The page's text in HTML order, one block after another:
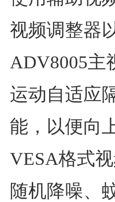
视频调整器
ADV8005主
运动自适应
能，以便向
VESA格式视
随机降噪、